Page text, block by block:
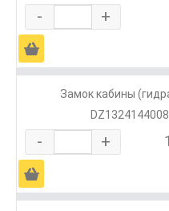
- +
Ä
Замок кабины
- +
Ä